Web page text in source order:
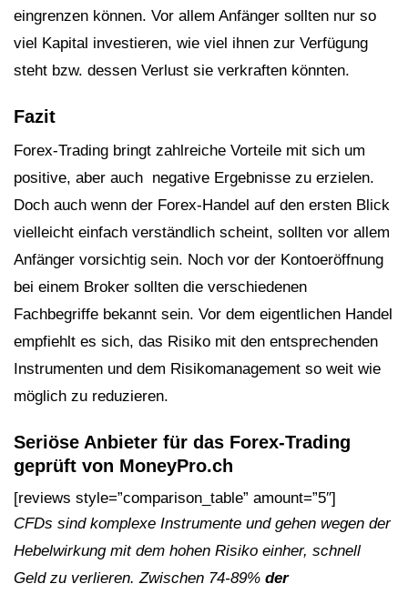
eingrenzen können. Vor allem Anfänger sollten nur so
viel Kapital investieren, wie viel ihnen zur Verfügung
steht bzw. dessen Verlust sie verkraften könnten.
Fazit
Forex-Trading bringt zahlreiche Vorteile mit sich um
positive, aber auch negative Ergebnisse zu erzielen.
Doch auch wenn der Forex-Handel auf den ersten Blick
vielleicht einfach verständlich scheint, sollten vor allem
Anfänger vorsichtig sein. Noch vor der Kontoeröffnung
bei einem Broker sollten die verschiedenen
Fachbegriffe bekannt sein. Vor dem eigentlichen Handel
empfiehlt es sich, das Risiko mit den entsprechenden
Instrumenten und dem Risikomanagement so weit wie
möglich zu reduzieren.
Seriöse Anbieter für das Forex-Trading
geprüft von MoneyPro.ch
[reviews style=”comparison_table” amount=”5″]
CFDs sind komplexe Instrumente und gehen wegen der
Hebelwirkung mit dem hohen Risiko einher, schnell
Geld zu verlieren. Zwischen 74-89% der